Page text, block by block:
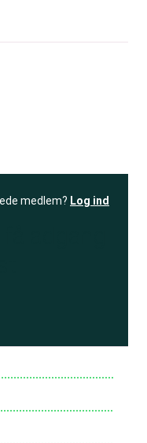
medlem? Log ind